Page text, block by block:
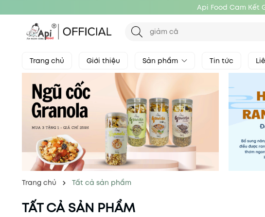
Api Food Cam Kết
Trang chủ Giới thiệu Sản phẩm Tin tức
Trang chủ Tất cả sản phẩm
TẤT CẢ SẢN PHẨM